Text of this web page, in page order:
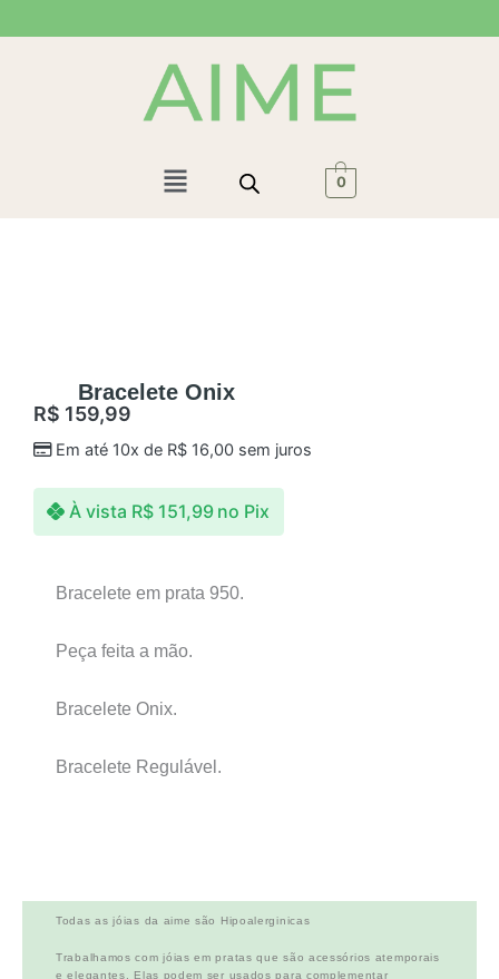
para
Menu 0
Bracelete Onix
R$ 159,99
Em até 10x de R$16,00sem juros
À vista R$151,99 no Pix
Bracelete em prata 950.
Peça feita a mão.
Bracelete Onix.
Bracelete Regulável.
Todas as jóias da aime são Hipoalerginicas
Trabalhamos com jóias em pratas que são acessórios atemporais
e elegantes. Elas podem ser usados para complementar